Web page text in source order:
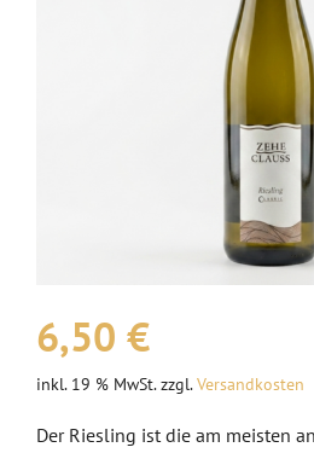
KONTAKT |
SHOP
6,50 €
inkl. 19 % MwSt. zzgl.Versandkosten
Der Riesling ist die am meisten